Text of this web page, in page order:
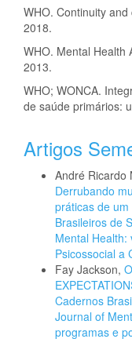
WHO. Continuity
2018.
WHO. Mental Health
2013.
WHO; WONCA.
de saúde primários:
Artigos
André Ricardo
Derrubando
práticas de um
Brasileiros de
Mental Health:
Psicossocial a
Fay Jackson,
Cadernos
Journal of
programas e